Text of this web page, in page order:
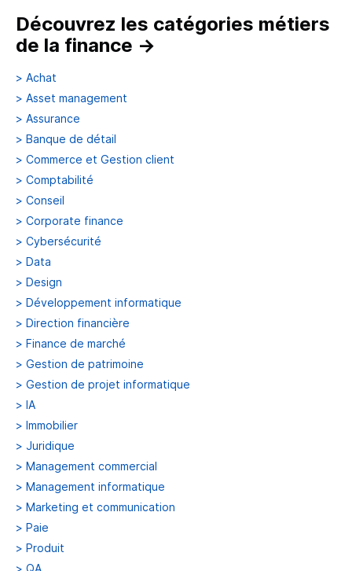
Découvrez les catégories métiers
de la finance →
> Achat
> Asset management
> Assurance
> Banque de détail
> Commerce et Gestion client
> Comptabilité
> Conseil
> Corporate finance
> Cybersécurité
> Data
> Design
> Développement informatique
> Direction financière
> Finance de marché
> Gestion de patrimoine
> Gestion de projet informatique
> IA
> Immobilier
> Juridique
> Management commercial
> Management informatique
> Marketing et communication
> Paie
> Produit
> QA